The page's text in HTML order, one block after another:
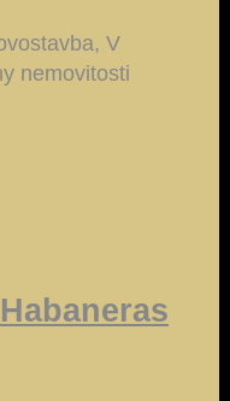
V
nemovitosti